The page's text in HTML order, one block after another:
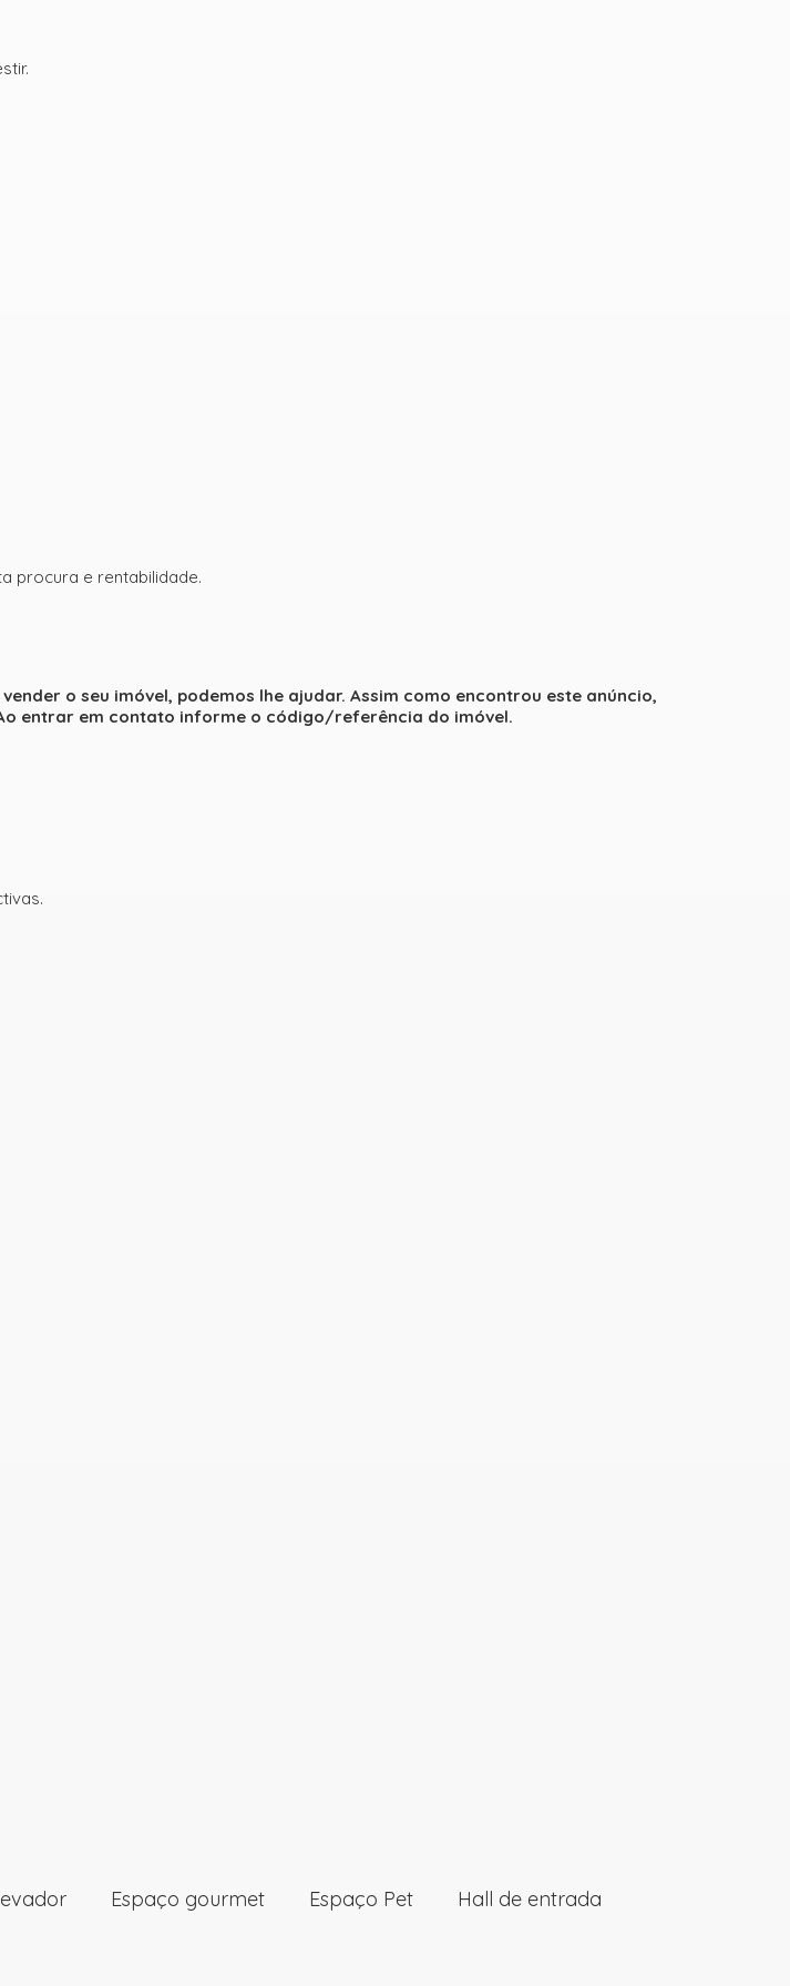
procura e rentabilidade.
o seu imóvel, podemos lhe ajudar. Assim como encontrou este anúncio,
entrar em contato informe o código/referência do imóvel.
Espaço gourmet Espaço Pet
Hall de entrada